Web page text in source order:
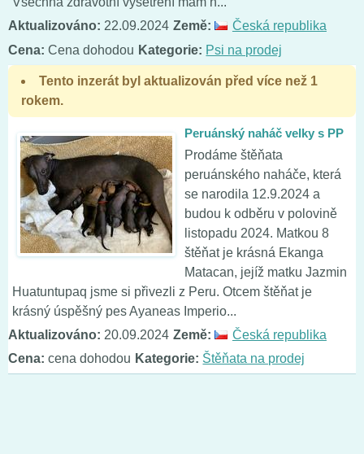
Aktualizováno: 22.09.2024 Země:
Česká republika
Cena: Cena dohodou Kategorie: Psi na prodej
Tento inzerát byl aktualizován před více než 1
rokem.
Peruánský naháč velky s PP
Prodáme štěňata
peruánského naháče, která
se narodila 12.9.2024 a
budou k odběru v polovině
listopadu 2024. Matkou 8
štěňat je krásná Ekanga
Matacan, jejíž matku Jazmin
Huatuntupaq jsme si přivezli z Peru. Otcem štěňat je
krásný úspěšný pes Ayaneas Imperio...
Aktualizováno: 20.09.2024 Země:
Česká republika
Cena: cena dohodou Kategorie: Štěňata na prodej